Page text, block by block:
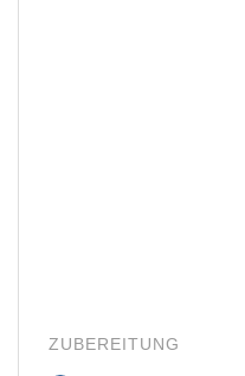
ZUBEREITUNG